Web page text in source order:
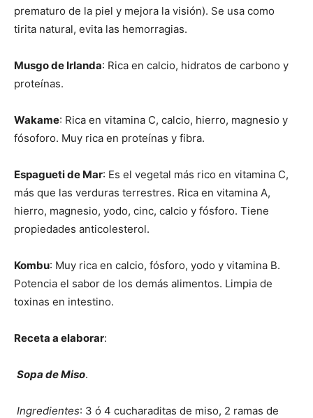
prematuro de la piel y mejora la visión). Se usa como
tirita natural, evita las hemorragias.
Musgo de Irlanda: Rica en calcio, hidratos de carbono y
proteínas.
Wakame: Rica en vitamina C, calcio, hierro, magnesio y
fósoforo. Muy rica en proteínas y fibra.
Espagueti de Mar: Es el vegetal más rico en vitamina C,
más que las verduras terrestres. Rica en vitamina A,
hierro, magnesio, yodo, cinc, calcio y fósforo. Tiene
propiedades anticolesterol.
Kombu: Muy rica en calcio, fósforo, yodo y vitamina B.
Potencia el sabor de los demás alimentos. Limpia de
toxinas en intestino.
Receta a elaborar:
Sopa de Miso.
Ingredientes: 3 ó 4 cucharaditas de miso, 2 ramas de